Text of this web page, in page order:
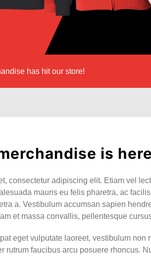
has hit our store!
is
consectetur adipiscing elit. Etiam vel
mauris eu felis pharetra, ac
a. Vestibulum accumsan sapien
et massa convallis, pellentesque
eget vulputate laoreet, vestibulum
rutrum faucibus arcu posuere rhoncus.